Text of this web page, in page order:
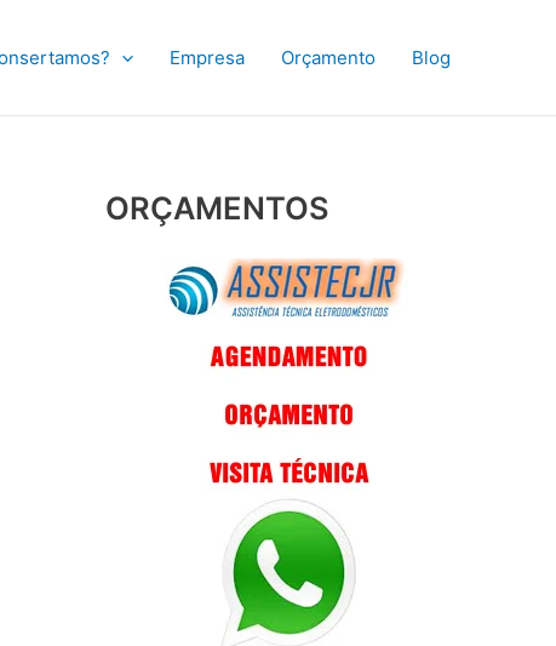
Empresa Orçamento Blog
ORÇAMENTOS